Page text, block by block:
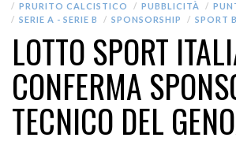
PRURITO CALCISTICO
PUBBLICITÀ
SERIE A - SERIE B
SPONSORSHIP SPORT
LOTTO SPORT
CONFERMA
TECNICO DEL